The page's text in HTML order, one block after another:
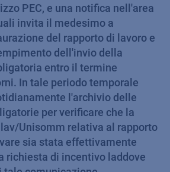
PEC, e una notifica nell'area
invita il medesimo a
del rapporto di lavoro e
dell'invio della
entro il termine
In tale periodo temporale
l'archivio delle
per verificare che la
Unisomm relativa al rapporto
sia stata effettivamente
richiesta di incentivo laddove